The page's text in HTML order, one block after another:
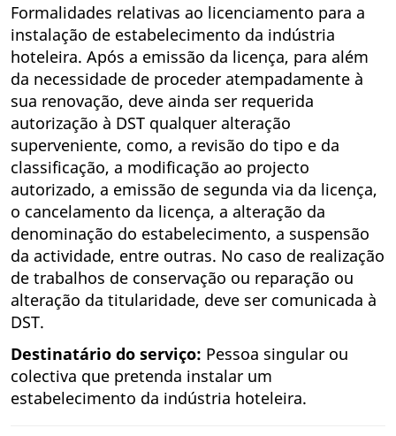
Formalidades relativas ao licenciamento para a
instalação de estabelecimento da indústria
hoteleira. Após a emissão da licença, para além
da necessidade de proceder atempadamente à
sua renovação, deve ainda ser requerida
autorização à DST qualquer alteração
superveniente, como, a revisão do tipo e da
classificação, a modificação ao projecto
autorizado, a emissão de segunda via da licença,
o cancelamento da licença, a alteração da
denominação do estabelecimento, a suspensão
da actividade, entre outras. No caso de realização
de trabalhos de conservação ou reparação ou
alteração da titularidade, deve ser comunicada à
DST.
Destinatário do serviço: Pessoa singular ou
colectiva que pretenda instalar um
estabelecimento da indústria hoteleira.